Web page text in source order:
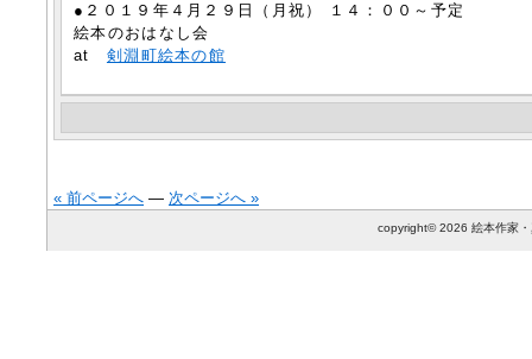
●２０１９年４月２９日（月祝） １４：００～予定
絵本のおはなし会
at 剣淵町絵本の館
« 前ページへ — 次ページへ »
copyright© 2026 絵本作家